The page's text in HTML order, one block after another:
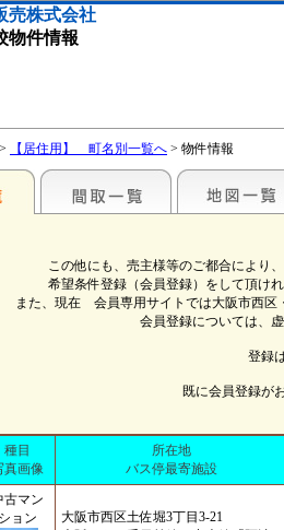
売株式会社
物件情報
> 【居住用】 町名別一覧へ > 物件情報
この他にも、売主様等のご都合により
希望条件登録（会員登録）をして頂け
また、現在 会員専用サイトでは大阪市西
会員登録については、
登録
既に会員登録が
種目
真画像
所在地
バス停最寄施設
古マン
ション
大阪市西区土佐堀3丁目3-21